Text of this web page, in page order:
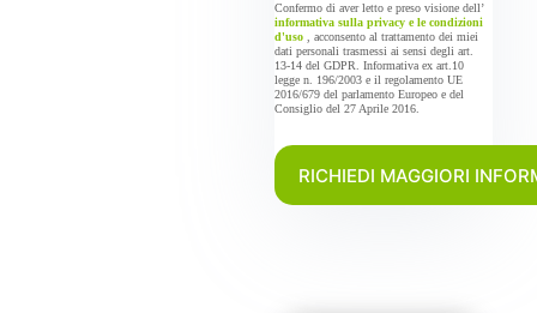
Confermo di aver letto e preso visione dell’
informativa sulla privacy e le condizioni
d'uso
, acconsento al trattamento dei miei
dati personali trasmessi ai sensi degli art.
13-14 del GDPR. Informativa ex art.10
legge n. 196/2003 e il regolamento UE
2016/679 del parlamento Europeo e del
Consiglio del 27 Aprile 2016.